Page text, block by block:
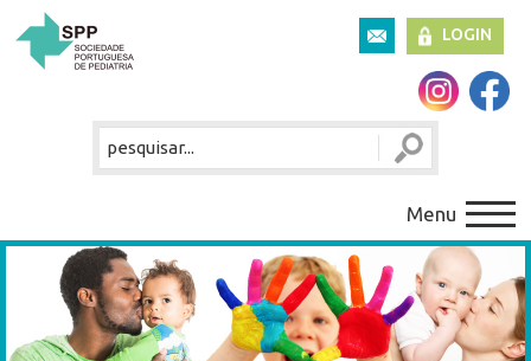
LOGIN
Menu